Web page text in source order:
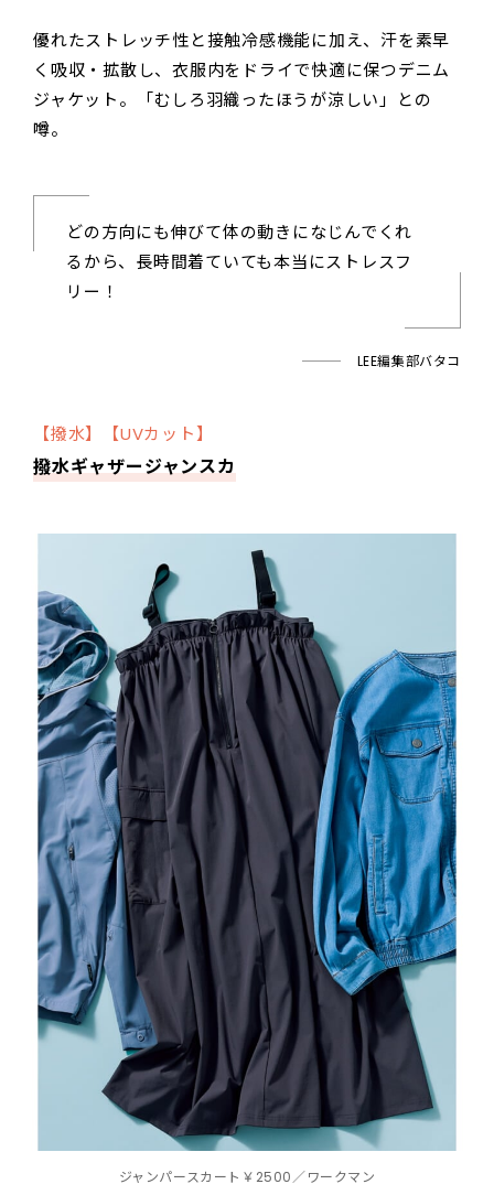
優れたストレッチ性と接触冷感機能に加え、汗を素早
く吸収・拡散し、衣服内をドライで快適に保つデニム
ジャケット。「むしろ羽織ったほうが涼しい」との
噂。
どの方向にも伸びて体の動きになじんでくれ
るから、長時間着ていても本当にストレスフ
リー！
LEE編集部バタコ
【撥水】【UVカット】
撥水ギャザージャンスカ
ジャンパースカート￥2500／ワークマン